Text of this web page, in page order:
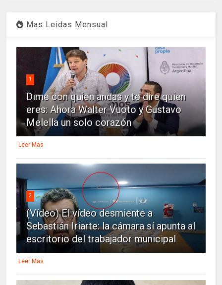
Mas Leidas Mensual
1
Dime con quien andas y te dire quien
eres: Ahora Walter Vuoto y Gustavo
Melella un solo corazón
Leer Mas
2
(Vídeo) El vídeo desmiente a
Sebastián Iriarte: la cámara sí apunta al
escritorio del trabajador municipal
Leer Mas